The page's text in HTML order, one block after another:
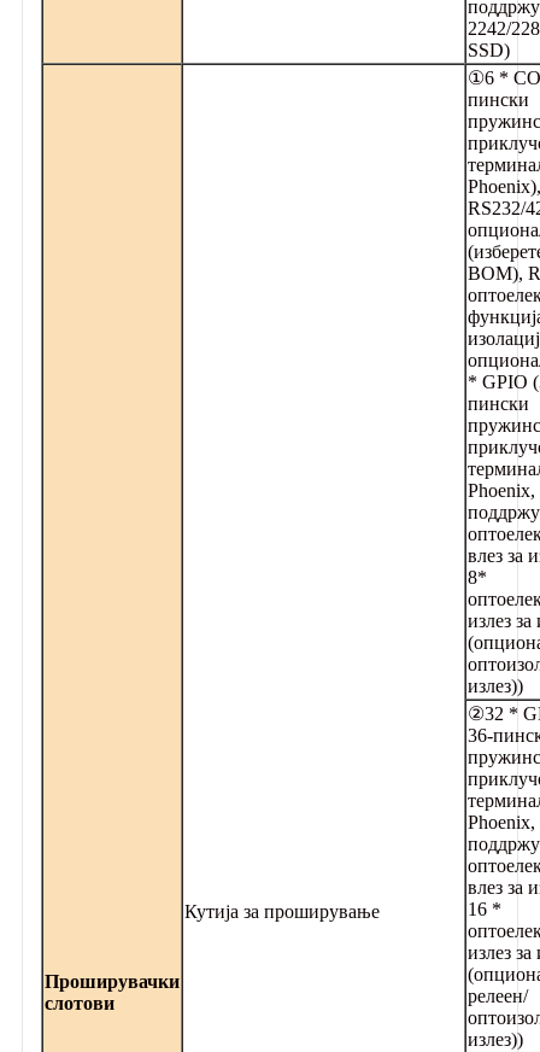
2242/
SSD)
Проширувачки
слотови
Кутија за проширување
①6 *
пински
Phoenix),
RS232/
BOM),
* GPIO
пински
Phoenix,
влез за
8*
излез за
излез))
②32 *
36-
Phoenix,
влез за
16 *
излез за
релеен/
излез))